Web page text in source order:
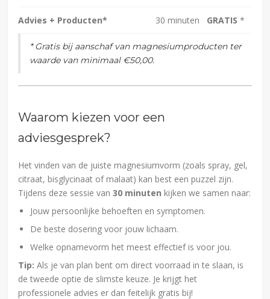
Advies + Producten* 30 minuten GRATIS *
*Gratis bij aanschaf van magnesiumproducten ter
waarde van minimaal €50,00.
Waarom kiezen voor een
adviesgesprek?
Het vinden van de juiste magnesiumvorm (zoals spray, gel,
citraat, bisglycinaat of malaat) kan best een puzzel zijn.
Tijdens deze sessie van30 minuten kijken we samen naar:
Jouw persoonlijke behoeften en symptomen.
De beste dosering voor jouw lichaam.
Welke opnamevorm het meest effectief is voor jou.
Tip: Als je van plan bent om direct voorraad in te slaan, is
de tweede optie de slimste keuze. Je krijgt het
professionele advies er dan feitelijk gratis bij!